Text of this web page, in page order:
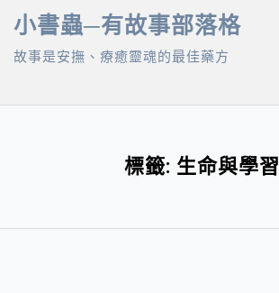
Skip
content
小書蟲─有故事部落格
故事是安撫、療癒靈魂的最佳藥方
標籤: 生命與學習